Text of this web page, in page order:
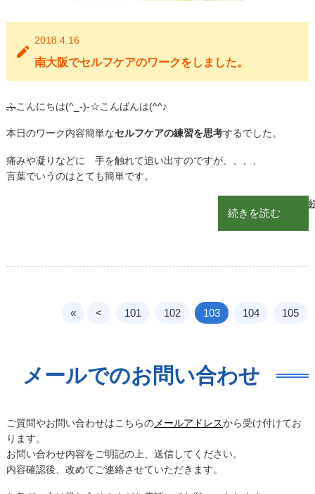
2018.4.16
南大阪でセルフケアのワークをしました。
ふこんにちは(^_-)-☆こんばんは(^^♪
本日のワーク内容簡単なセルフケアの練習を思考するでした。
痛みや凝りなどに 手を触れて追い出すのですが、、、、
言葉でいうのはとても簡単です。
« < 101 102 103 104 105
メールでのお問い合わせ
ご質問やお問い合わせはこちらのメールアドレスから受け付けてお
ります。
お問い合わせ内容をご明記の上、送信してください。
内容確認後、改めてご連絡させていただきます。